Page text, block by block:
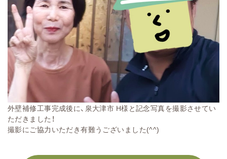
外壁補修工事完成後に、泉大津市 H様と記念写真を撮影させてい
ただきました！
撮影にご協力いただき有難うございました(^^)